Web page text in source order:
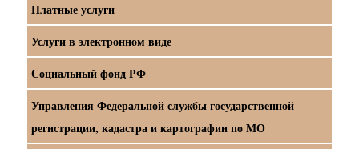
Платные услуги
Услуги в электронном виде
Социальный фонд РФ
Управления Федеральной службы государственной
регистрации, кадастра и картографии по МО